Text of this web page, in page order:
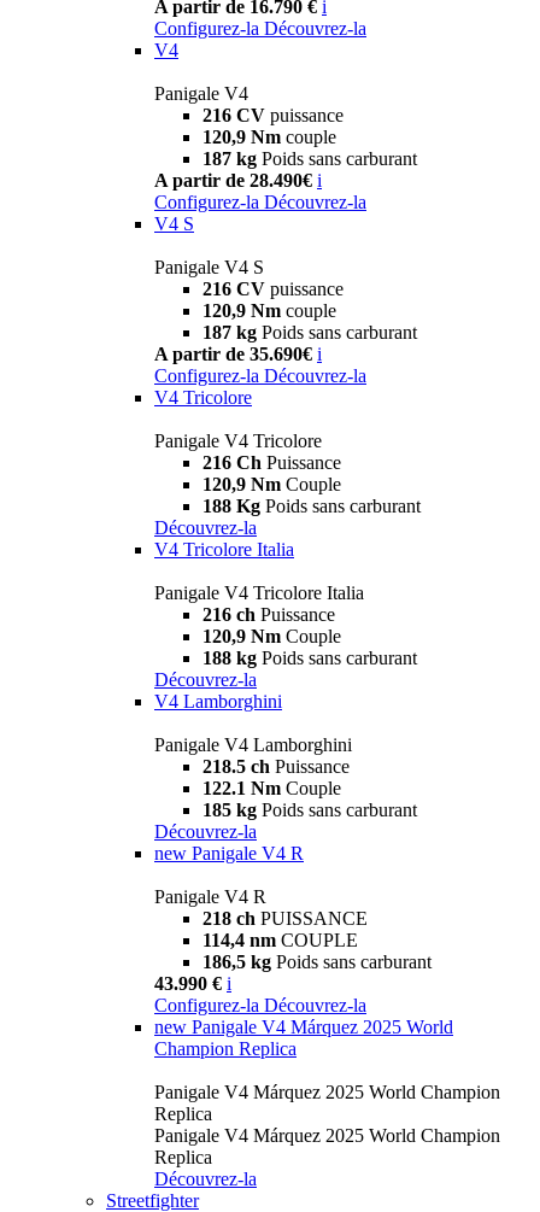
A partir de 16.790 € i
Configurez-la Découvrez-la
V4
Panigale V4
216 CV puissance
120,9 Nm couple
187 kg Poids sans carburant
A partir de 28.490€ i
Configurez-la Découvrez-la
V4 S
Panigale V4 S
216 CV puissance
120,9 Nm couple
187 kg Poids sans carburant
A partir de 35.690€ i
Configurez-la Découvrez-la
V4 Tricolore
Panigale V4 Tricolore
216 Ch Puissance
120,9 Nm Couple
188 Kg Poids sans carburant
Découvrez-la
V4 Tricolore Italia
Panigale V4 Tricolore Italia
216 ch Puissance
120,9 Nm Couple
188 kg Poids sans carburant
Découvrez-la
V4 Lamborghini
Panigale V4 Lamborghini
218.5 ch Puissance
122.1 Nm Couple
185 kg Poids sans carburant
Découvrez-la
new Panigale V4 R
Panigale V4 R
218 ch PUISSANCE
114,4 nm COUPLE
186,5 kg Poids sans carburant
43.990 € i
Configurez-la Découvrez-la
new Panigale V4 Márquez 2025 World
Champion Replica
Panigale V4 Márquez 2025 World Champion
Replica
Panigale V4 Márquez 2025 World Champion
Replica
Découvrez-la
Streetfighter